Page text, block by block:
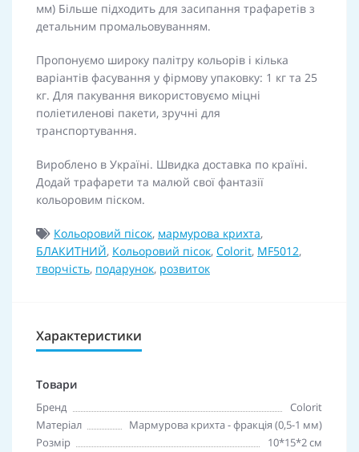
мм) Більше підходить для засипання трафаретів з
детальним промальовуванням.
Пропонуємо широку палітру кольорів і кілька
варіантів фасування у фірмову упаковку: 1 кг та 25
кг. Для пакування використовуємо міцні
поліетиленові пакети, зручні для
транспортування.
Вироблено в Україні. Швидка доставка по країні.
Додай трафарети та малюй свої фантазії
кольоровим піском.
Кольоровий пісок, мармурова крихта,
БЛАКИТНИЙ, Кольоровий пісок, Colorit, MF5012,
творчість, подарунок, розвиток
Характеристики
Товари
Бренд
Colorit
Матеріал
Мармурова крихта - фракція (0,5-1 мм)
Розмір
10*15*2 см